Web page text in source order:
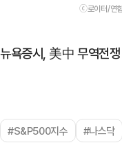
ⓒ로이터/연
뉴욕증시, 美中 무역전
#S&P500지수 #나스닥